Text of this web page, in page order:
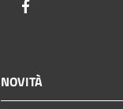
NOVITÀ